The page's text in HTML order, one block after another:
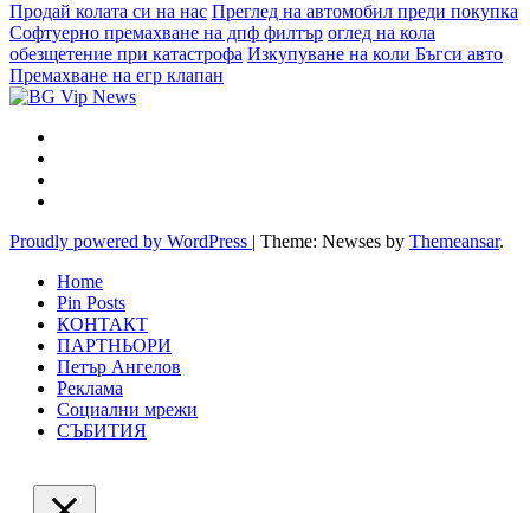
Продай колата си на нас Преглед на автомобил преди покупка
Софтуерно премахване на дпф филтър оглед на кола
обезщетение при катастрофа Изкупуване на коли Бъгси авто
Премахване на егр клапан
Proudly powered by WordPress | Theme: Newses by Themeansar.
Home
Pin Posts
КОНТАКТ
ПАРТНЬОРИ
Петър Ангелов
Реклама
Социални мрежи
СЪБИТИЯ